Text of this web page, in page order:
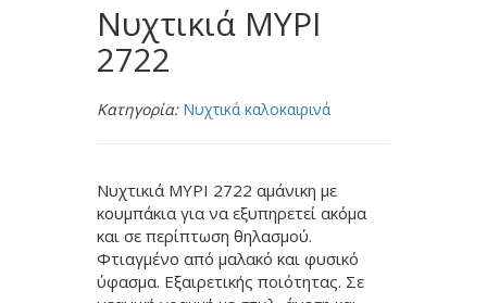
Νυχτικιά MYPI
2722
Κατηγορία: Νυχτικά καλοκαιρινά
Νυχτικιά MYPI 2722 αμάνικη με
κουμπάκια για να εξυπηρετεί ακόμα
και σε περίπτωση θηλασμού.
Φτιαγμένο από μαλακό και φυσικό
ύφασμα. Εξαιρετικής ποιότητας. Σε